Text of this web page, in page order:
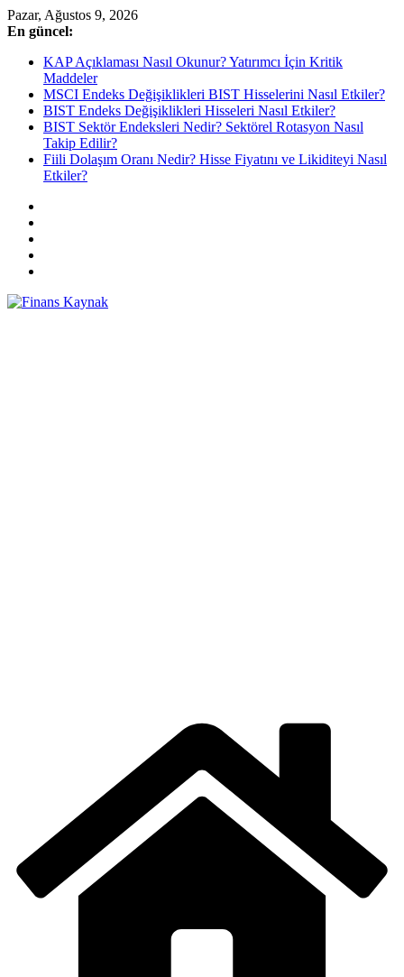
Skip
to
Pazar, Ağustos 9, 2026
En güncel:
KAP Açıklaması Nasıl Okunur? Yatırımcı İçin Kritik
Maddeler
MSCI Endeks Değişiklikleri BIST Hisselerini Nasıl Etkiler?
BIST Endeks Değişiklikleri Hisseleri Nasıl Etkiler?
BIST Sektör Endeksleri Nedir? Sektörel Rotasyon Nasıl
Takip Edilir?
Fiili Dolaşım Oranı Nedir? Hisse Fiyatını ve Likiditeyi Nasıl
Etkiler?